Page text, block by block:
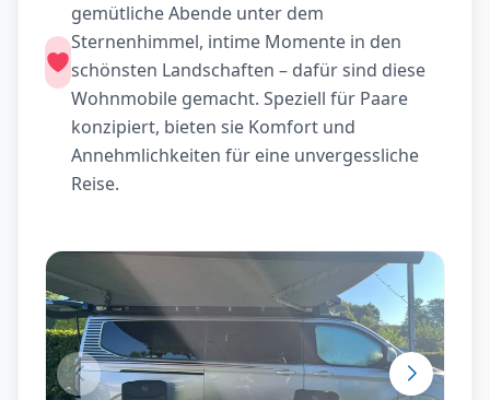
gemütliche Abende unter dem
Sternenhimmel, intime Momente in den
schönsten Landschaften – dafür sind diese
Wohnmobile gemacht. Speziell für Paare
konzipiert, bieten sie Komfort und
Annehmlichkeiten für eine unvergessliche
Reise.